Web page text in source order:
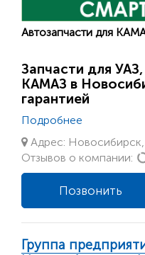
Автозапчасти для
Запчасти для
КАМАЗ в
гарантией
Подробнее
Адрес: Новосибирск,
Отзывов о компании:
Позвонить
Группа